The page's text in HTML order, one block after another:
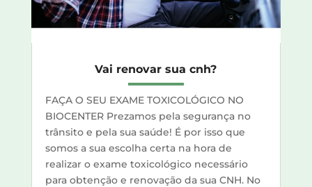
Vai renovar sua cnh?
FAÇA O SEU EXAME TOXICOLÓGICO NO
BIOCENTER Prezamos pela segurança no
trânsito e pela sua saúde! É por isso que
somos a sua escolha certa na hora de
realizar o exame toxicológico necessário
para obtenção e renovação da sua CNH. No